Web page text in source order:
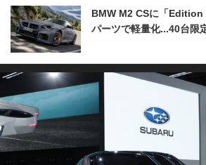
BMW M2 CSに「Edition
パーツで軽量化...40台限